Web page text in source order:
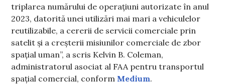
triplarea numărului de operațiuni autorizate în anul
2023, datorită unei utilizări mai mari a vehiculelor
reutilizabile, a cererii de servicii comerciale prin
satelit și a creșterii misiunilor comerciale de zbor
spațial uman”, a scris Kelvin B. Coleman,
administratorul asociat al FAA pentru transportul
spațial comercial, conform Medium.